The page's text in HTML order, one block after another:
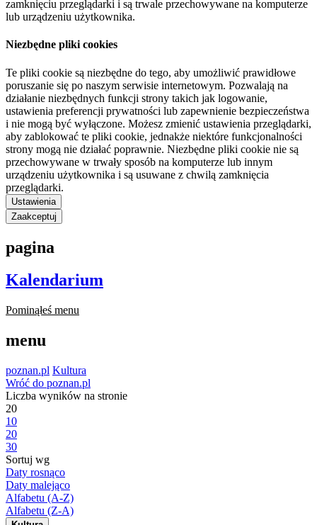
zamknięciu przeglądarki i są trwale przechowywane na komputerze
lub urządzeniu użytkownika.
Niezbędne pliki cookies
Te pliki cookie są niezbędne do tego, aby umożliwić prawidłowe
poruszanie się po naszym serwisie internetowym. Pozwalają na
działanie niezbędnych funkcji strony takich jak logowanie,
ustawienia preferencji prywatności lub zapewnienie bezpieczeństwa
i nie mogą być wyłączone. Możesz zmienić ustawienia przeglądarki,
aby zablokować te pliki cookie, jednakże niektóre funkcjonalności
strony mogą nie działać poprawnie. Niezbędne pliki cookie nie są
przechowywane w trwały sposób na komputerze lub innym
urządzeniu użytkownika i są usuwane z chwilą zamknięcia
przeglądarki.
Ustawienia
Zaakceptuj
pagina
Kalendarium
Pominąłeś menu
menu
poznan.pl Kultura
Wróć do poznan.pl
Liczba wyników na stronie
20
10
20
30
Sortuj wg
Daty rosnąco
Daty malejąco
Alfabetu (A-Z)
Alfabetu (Z-A)